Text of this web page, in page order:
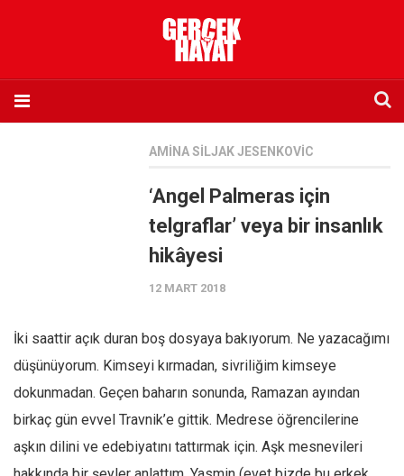
Abone olmak istiyorum
Satış noktası listesi
Twitter
Facebook
Instagram
YouTube
AMINA SILJAK JESENKOVIC
‘Angel Palmeras için
telgraflar’ veya bir insanlık
hikâyesi
12 MART 2018
İki saattir açık duran boş dosyaya bakıyorum. Ne yazacağımı
düşünüyorum. Kimseyi kırmadan, sivriliğim kimseye
dokunmadan. Geçen baharın sonunda, Ramazan ayından
birkaç gün evvel Travnik’e gittik. Medrese öğrencilerine
aşkın dilini ve edebiyatını tattırmak için. Aşk mesnevileri